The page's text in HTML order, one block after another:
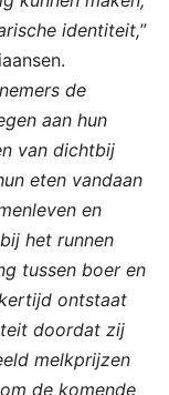
identiteit,”
de
aan hun
van dichtbij
eten vandaan
en
het runnen
tussen boer en
ontstaat
doordat zij
melkprijzen
de komende